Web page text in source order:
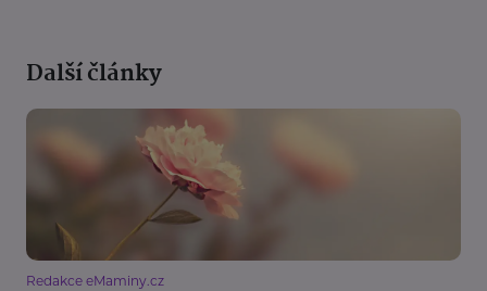
Další články
Redakce eMaminy.cz